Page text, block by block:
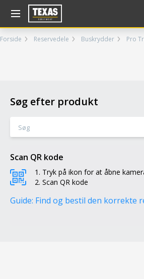
Forside Reservedele Buskrydder Pro
Søg efter produkt
Scan QR kode
Tryk på ikon for at åbne
Scan QR kode
Guide: Find og bestil den korrekte